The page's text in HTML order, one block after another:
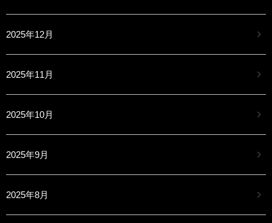
2025年12月
2025年11月
2025年10月
2025年9月
2025年8月